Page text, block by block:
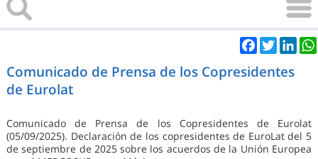
Facebook
Twitter
Comunicado de Prensa de los Copresidentes
de Eurolat
Comunicado de Prensa de los Copresidentes de Eurolat
(05/09/2025). Declaración de los copresidentes de EuroLat del 5
de septiembre de 2025 sobre los acuerdos de la Unión Europea